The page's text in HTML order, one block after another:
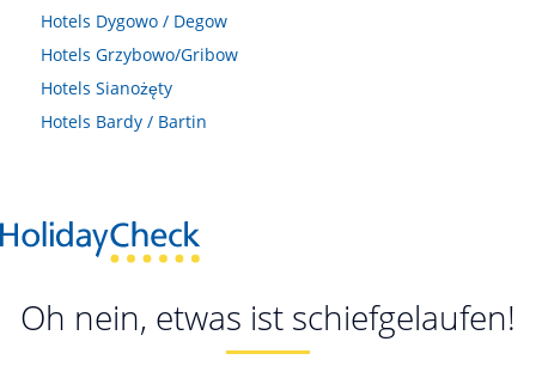
Hotels Dygowo / Degow
Hotels Grzybowo/Gribow
Hotels Sianożęty
Hotels Bardy / Bartin
Oh nein, etwas ist schiefgelaufen!